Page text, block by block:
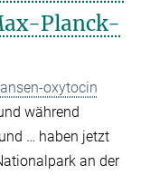
Planck-
oxytocin
während
… haben jetzt
an der